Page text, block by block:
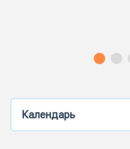
Календарь